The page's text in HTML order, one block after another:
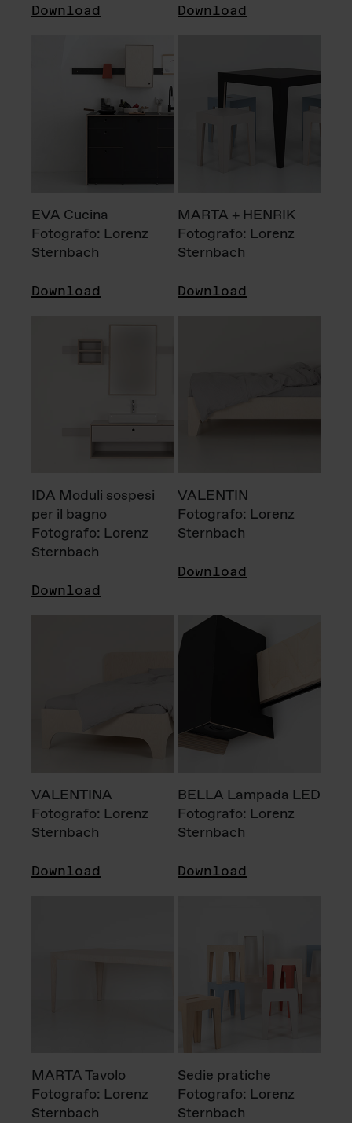
Download Download
EVA Cucina
Fotografo: Lorenz
Sternbach
Download
MARTA + HENRIK
Fotografo: Lorenz
Sternbach
Download
IDA Moduli sospesi
per il bagno
Fotografo: Lorenz
Sternbach
Download
VALENTIN
Fotografo: Lorenz
Sternbach
Download
VALENTINA
Fotografo: Lorenz
Sternbach
Download
BELLA Lampada LED
Fotografo: Lorenz
Sternbach
Download
MARTA Tavolo
Fotografo: Lorenz
Sternbach
Sedie pratiche
Fotografo: Lorenz
Sternbach